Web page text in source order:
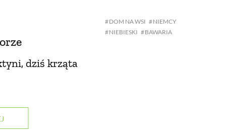
dziś krząta
DOM NA WSI
NIEMCY
NIEBIESKI
BAWARIA